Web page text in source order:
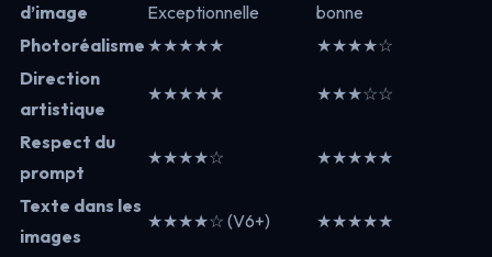
d’image
Exceptionnelle
bonne
Photoréalisme ★★★★★
★★★★☆
Direction
artistique
★★★★★ ★★★☆☆
Respect du
prompt
★★★★☆ ★★★★★
Texte dans les
images
★★★★☆ (V6+) ★★★★★